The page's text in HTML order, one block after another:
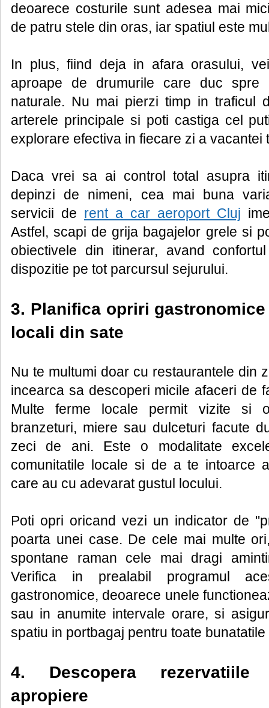
deoarece costurile sunt adesea mai
de patru stele din oras, iar spatiul este
In plus, fiind deja in afara orasului,
aproape de drumurile care duc spre
naturale. Nu mai pierzi timp in traficul
arterele principale si poti castiga cel
explorare efectiva in fiecare zi a vacantei
Daca vrei sa ai control total asupra
depinzi de nimeni, cea mai buna
servicii de rent a car aeroport Cluj
Astfel, scapi de grija bagajelor grele si
obiectivele din itinerar, avand
dispozitie pe tot parcursul sejurului.
3. Planifica opriri
locali din sate
Nu te multumi doar cu restaurantele din
incearca sa descoperi micile afaceri de
Multe ferme locale permit vizite si
branzeturi, miere sau dulceturi facute
zeci de ani. Este o modalitate
comunitatile locale si de a te intoarce
care au cu adevarat gustul locului.
Poti opri oricand vezi un indicator de
poarta unei case. De cele mai multe
spontane raman cele mai dragi
Verifica in prealabil programul
gastronomice, deoarece unele
sau in anumite intervale orare, si
spatiu in portbagaj pentru toate
4. Descopera
apropiere